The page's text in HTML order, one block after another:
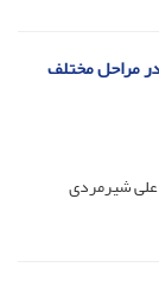
مراحل مختلف
علی شیرمردی